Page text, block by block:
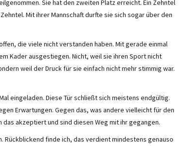
Sie hat den zweiten Platz erreicht. Ein Zehntel
Mit ihrer Mannschaft durfte sie sich sogar über den
die viele nicht verstanden haben. Mit gerade einmal
Kader ausgestiegen. Nicht, weil sie ihren Sport nicht
weil der Druck für sie einfach nicht mehr stimmig war.
eingeladen. Diese Tür schließt sich meistens endgültig.
Erwartungen. Gegen das, was andere vielleicht für den
das akzeptiert und sind diesen Weg mit ihr gegangen.
Rückblickend finde ich, das verdient mindestens genauso